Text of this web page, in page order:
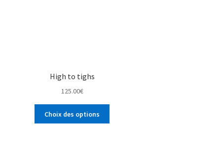
High to tighs
125.00€
Choix des options